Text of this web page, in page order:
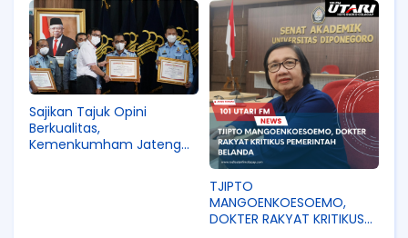
Sajikan Tajuk Opini
Berkualitas,
Kemenkumham Jateng
TJIPTO
MANGOENKOESOEMO,
DOKTER RAKYAT KRITIKUS